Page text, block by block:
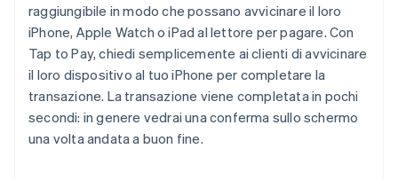
raggiungibile in modo che possano avvicinare il loro
iPhone, Apple Watch o iPad al lettore per pagare. Con
Tap to Pay, chiedi semplicemente ai clienti di avvicinare
il loro dispositivo al tuo iPhone per completare la
transazione. La transazione viene completata in pochi
secondi: in genere vedrai una conferma sullo schermo
una volta andata a buon fine.